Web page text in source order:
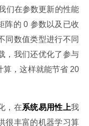
们在参数更新的性能
阵的 0 参数以及已收
同数值类型进行不同
，我们还优化了参与
算，这样就能节省 20
，在系统易用性上我
很丰富的机器学习算